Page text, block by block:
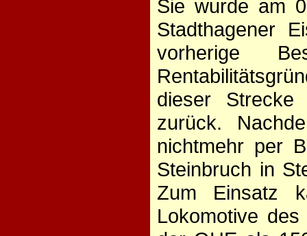
Sie wurde am
Stadthagener
vorherige
dieser
zurück.
nichtmehr per
Steinbruch in
Zum Einsatz
Lokomotive